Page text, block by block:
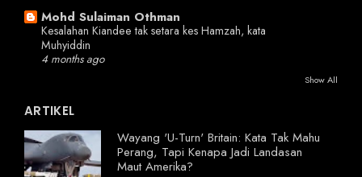
Mohd Sulaiman Othman
Kesalahan Kiandee tak setara kes Hamzah, kata
Muhyiddin
4 months ago
Show All
ARTIKEL
Wayang 'U-Turn' Britain: Kata Tak Mahu
Perang, Tapi Kenapa Jadi Landasan
Maut Amerika?